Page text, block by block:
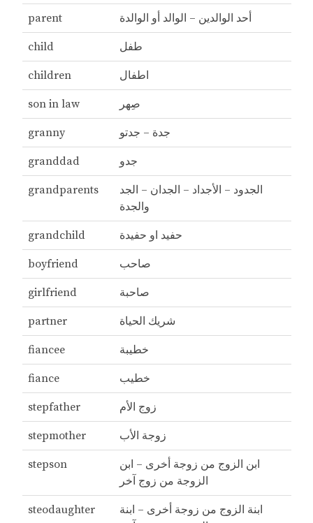
أحد الوالدين – الوالد أو الوالدة parent
طفل child
اطفال children
صِهر son in law
جدة – جدتو granny
جدو granddad
الجدود – الأجداد – الجدان – الجد
والجدة
grandparents
حفيد او حفيدة grandchild
صاحب boyfriend
صاحبة girlfriend
شريك الحياة partner
خطيبة fiancee
خطيب fiance
زوج الأم stepfather
زوجة الأب stepmother
ابن الزوج من زوجة أخرى – ابن
الزوجة من زوج آخر
stepson
ابنة الزوج من زوجة أخرى – ابنة
steodaughter